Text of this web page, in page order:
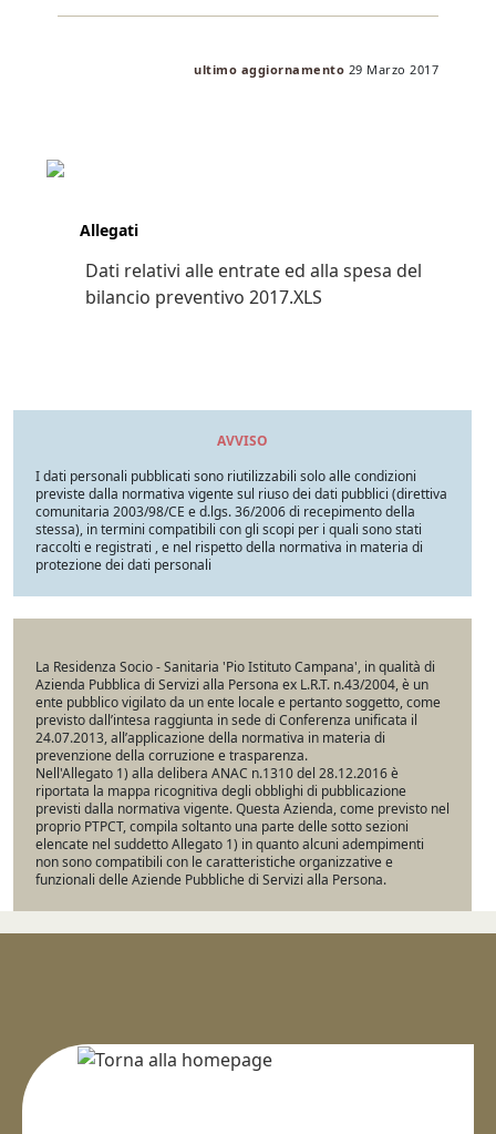
ultimo aggiornamento 29 Marzo 2017
Allegati
Dati relativi alle entrate ed alla spesa del
bilancio preventivo 2017.XLS
AVVISO
I dati personali pubblicati sono riutilizzabili solo alle condizioni
previste dalla normativa vigente sul riuso dei dati pubblici (direttiva
comunitaria 2003/98/CE e d.lgs. 36/2006 di recepimento della
stessa), in termini compatibili con gli scopi per i quali sono stati
raccolti e registrati , e nel rispetto della normativa in materia di
protezione dei dati personali
La Residenza Socio - Sanitaria 'Pio Istituto Campana', in qualità di
Azienda Pubblica di Servizi alla Persona ex L.R.T. n.43/2004, è un
ente pubblico vigilato da un ente locale e pertanto soggetto, come
previsto dall’intesa raggiunta in sede di Conferenza unificata il
24.07.2013, all’applicazione della normativa in materia di
prevenzione della corruzione e trasparenza.
Nell'Allegato 1) alla delibera ANAC n.1310 del 28.12.2016 è
riportata la mappa ricognitiva degli obblighi di pubblicazione
previsti dalla normativa vigente. Questa Azienda, come previsto nel
proprio PTPCT, compila soltanto una parte delle sotto sezioni
elencate nel suddetto Allegato 1) in quanto alcuni adempimenti
non sono compatibili con le caratteristiche organizzative e
funzionali delle Aziende Pubbliche di Servizi alla Persona.